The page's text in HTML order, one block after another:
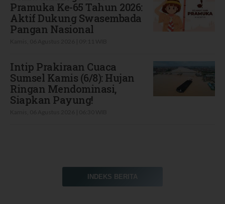
Pramuka Ke-65 Tahun 2026:
Aktif Dukung Swasembada
Pangan Nasional
Intip Prakiraan Cuaca
Sumsel Kamis (6/8): Hujan
Ringan Mendominasi,
Siapkan Payung!
INDEKS BERITA